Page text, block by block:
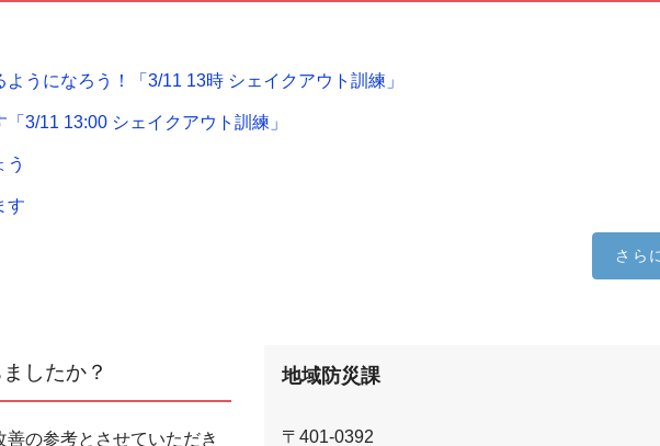
うになろう！「3/11 13時 シェイクアウト訓練」
3/11 13:00 シェイクアウト訓練」
う
す
さら
したか？
の参考とさせていただき
地域防災課
〒401-0392